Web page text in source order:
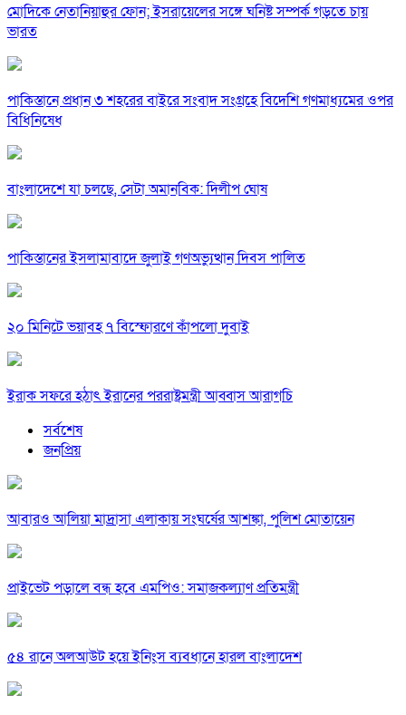
মোদিকে নেতানিয়াহুর ফোন; ইসরায়েলের সঙ্গে ঘনিষ্ট সম্পর্ক গড়তে চায়
ভারত
পাকিস্তানে প্রধান ৩ শহরের বাইরে সংবাদ সংগ্রহে বিদেশি গণমাধ্যমের ওপর
বিধিনিষেধ
বাংলাদেশে যা চলছে, সেটা অমানবিক: দিলীপ ঘোষ
পাকিস্তানের ইসলামাবাদে জুলাই গণঅভ্যুত্থান দিবস পালিত
২০ মিনিটে ভয়াবহ ৭ বিস্ফোরণে কাঁপলো দুবাই
ইরাক সফরে হঠাৎ ইরানের পররাষ্ট্রমন্ত্রী আব্বাস আরাগচি
সর্বশেষ
জনপ্রিয়
আবারও আলিয়া মাদ্রাসা এলাকায় সংঘর্ষের আশঙ্কা, পুলিশ মোতায়েন
প্রাইভেট পড়ালে বন্ধ হবে এমপিও: সমাজকল্যাণ প্রতিমন্ত্রী
৫৪ রানে অলআউট হয়ে ইনিংস ব্যবধানে হারল বাংলাদেশ